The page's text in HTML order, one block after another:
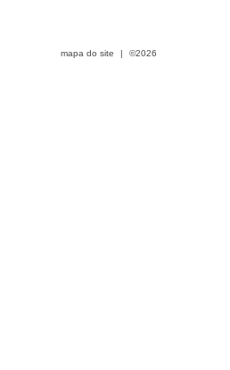
mapa do site | ©2026